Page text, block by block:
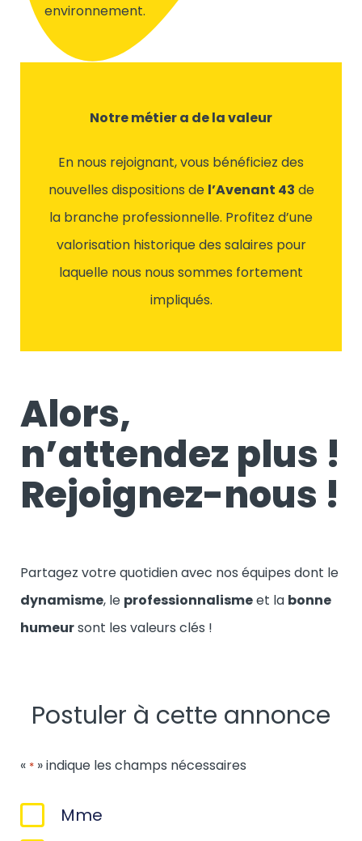
environnement.
Notre métier a de la valeur
En nous rejoignant, vous bénéficiez des
nouvelles dispositions de l’Avenant 43 de
la branche professionnelle. Profitez d’une
valorisation historique des salaires pour
laquelle nous nous sommes fortement
impliqués.
Alors,
n’attendez plus !
Rejoignez-nous !
Partagez votre quotidien avec nos équipes dont le
dynamisme, le professionnalismeet la bonne
humeursont les valeurs clés !
Postuler à cette annonce
« * » indique les champs nécessaires
Sexe
Mme